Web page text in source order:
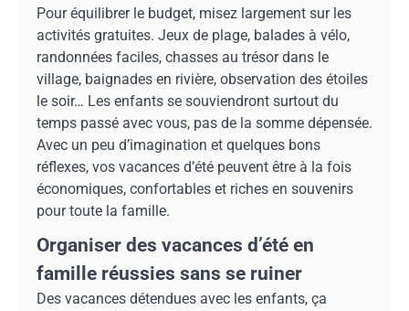
Pour équilibrer le budget, misez largement sur les
activités gratuites. Jeux de plage, balades à vélo,
randonnées faciles, chasses au trésor dans le
village, baignades en rivière, observation des étoiles
le soir… Les enfants se souviendront surtout du
temps passé avec vous, pas de la somme dépensée.
Avec un peu d’imagination et quelques bons
réflexes, vos vacances d’été peuvent être à la fois
économiques, confortables et riches en souvenirs
pour toute la famille.
Organiser des vacances d’été en
famille réussies sans se ruiner
Des vacances détendues avec les enfants, ça